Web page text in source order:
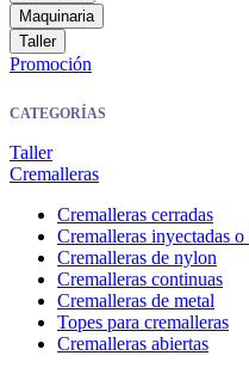
Maquinaria
Taller
Promoción
CATEGORÍAS
Taller
Cremalleras
Cremalleras cerradas
Cremalleras inyectadas
Cremalleras de nylon
Cremalleras continuas
Cremalleras de metal
Topes para cremalleras
Cremalleras abiertas